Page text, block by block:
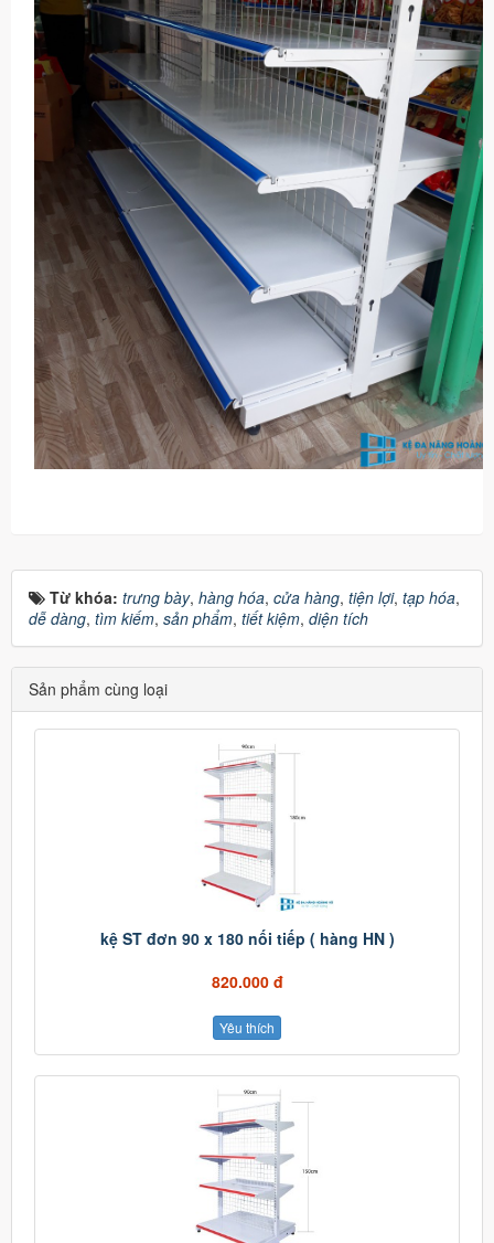
Từ khóa: trưng bày, hàng hóa, cửa hàng, tiện lợi, tạp hóa,
dễ dàng, tìm kiếm, sản phẩm, tiết kiệm, diện tích
Sản phẩm cùng loại
kệ ST đơn 90 x 180 nối tiếp ( hàng HN )
820.000 đ
Yêu thích